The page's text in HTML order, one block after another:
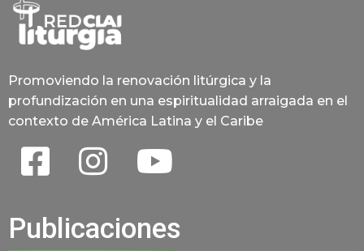
Promoviendo la renovación litúrgica y la
profundización en una espiritualidad arraigada en el
contexto de América Latina y el Caribe
Publicaciones